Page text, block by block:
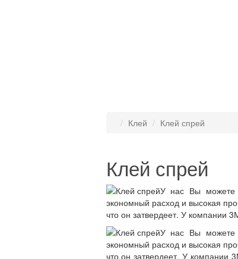
Клей
Клей спрей
Клей спрей
У нас Вы можете
экономный расход и высокая
что он затвердеет. У компании
У нас Вы можете
экономный расход и высокая
что он затвердеет. У компании